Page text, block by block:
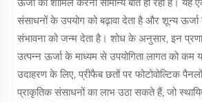
संसाधनों के उपयोग को बढ़ावा देता है और शून्य
संभावना को जन्म देता है। शोध के अनुसार, इन
उत्पन्न ऊर्जा के माध्यम से उपयोगिता लागत को कम
उदाहरण के लिए, प्रीफैब छतों पर फोटोवोल्टिक
प्राकृतिक संसाधनों का लाभ उठा सकते हैं, जो